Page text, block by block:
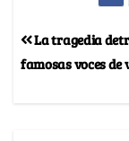
La tragedia
famosas voces de